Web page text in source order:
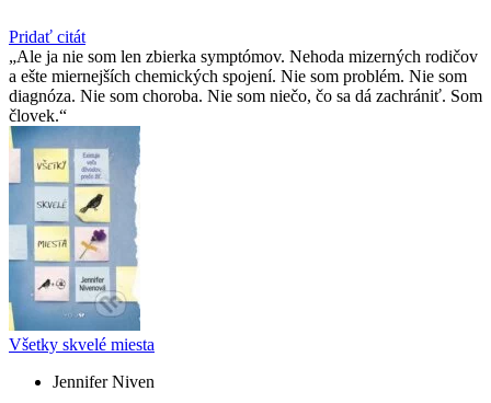
Pridať citát
Ale ja nie som len zbierka symptómov. Nehoda mizerných rodičov
a ešte miernejších chemických spojení. Nie som problém. Nie som
diagnóza. Nie som choroba. Nie som niečo, čo sa dá zachrániť. Som
človek.
Všetky skvelé miesta
Jennifer Niven